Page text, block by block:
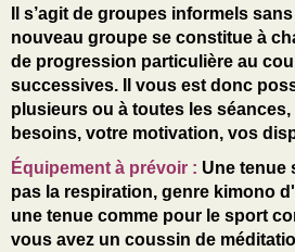
Il s’agit de groupes informels
nouveau groupe se constitue à
de progression particulière au
successives. Il vous est donc
plusieurs ou à toutes les
besoins, votre motivation, vos
Équipement à prévoir : Une tenue
pas la respiration, genre kimono
une tenue comme pour le sport
vous avez un coussin de